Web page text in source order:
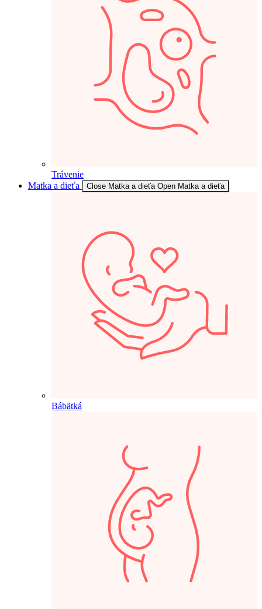
Trávenie
Matka a dieťa
Close Matka a dieťa Open Matka a dieťa
Bábätká